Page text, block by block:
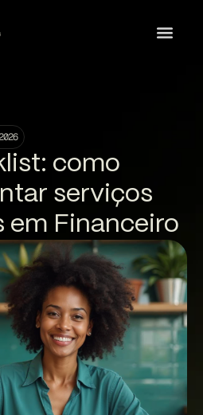
como
serviços
em Financeiro